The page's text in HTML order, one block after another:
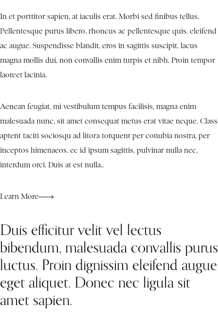
In et porttitor sapien, at iaculis erat. Morbi sed finibus tellus.
Pellentesque purus libero, rhoncus ac pellentesque quis, eleifend
ac augue. Suspendisse blandit, eros in sagittis suscipit, lacus
magna mollis dui, non convallis enim turpis et nibh. Proin tempor
laoreet lacinia.
Aenean feugiat, mi vestibulum tempus facilisis, magna enim
malesuada nunc, sit amet consequat metus erat vitae neque. Class
aptent taciti sociosqu ad litora torquent per conubia nostra, per
inceptos himenaeos. ec id ipsum sagittis, pulvinar nulla nec,
interdum orci. Duis at est nulla..
Learn More
Duis efficitur velit vel lectus
bibendum, malesuada convallis purus
luctus. Proin dignissim eleifend augue
eget aliquet. Donec nec ligula sit
amet sapien.